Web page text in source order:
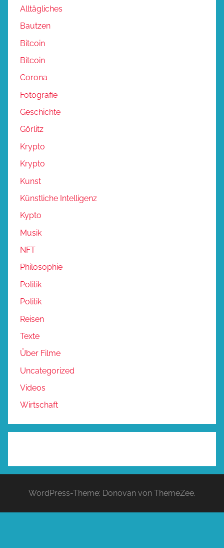
Alltägliches
Bautzen
Bitcoin
Bitcoin
Corona
Fotografie
Geschichte
Görlitz
Krypto
Krypto
Kunst
Künstliche Intelligenz
Kypto
Musik
NFT
Philosophie
Politik
Politik
Reisen
Texte
Über Filme
Uncategorized
Videos
Wirtschaft
WordPress-Theme: Donovan von ThemeZee.